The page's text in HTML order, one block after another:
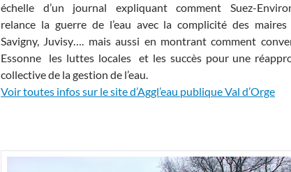
échelle d’un journal expliquant comment Suez-
relance la guerre de l’eau avec la complicité des
Savigny, Juvisy…. mais aussi en montrant comment
Essonne les luttes locales et les succès pour une
collective de la gestion de l’eau.
Voir toutes infos sur le site d’Aggl’eau publique Val d’Orge